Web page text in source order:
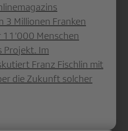
3 Millionen Franken
Menschen
Projekt. Im
Franz Fischlin mit
die Zukunft solcher